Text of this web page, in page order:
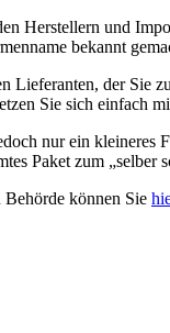
Herstellern und
bekannt
Lieferanten, der Sie
Sie sich einfach
nur ein
Paket zum
können Sie